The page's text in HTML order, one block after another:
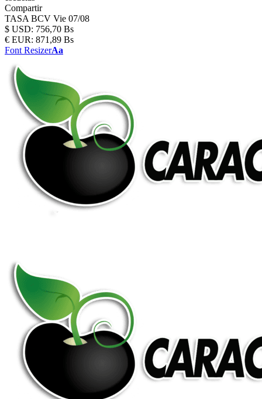
Compartir
TASA BCV Vie 07/08
$ USD: 756,70 Bs
€ EUR: 871,89 Bs
Font ResizerAa